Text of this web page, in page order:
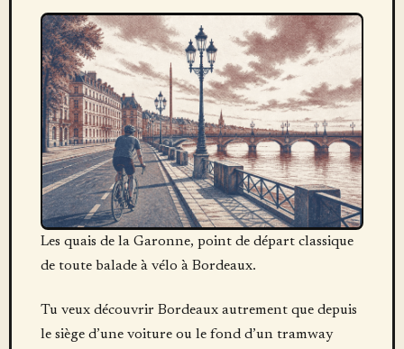
Les quais de la Garonne, point de départ classique
de toute balade à vélo à Bordeaux.
Tu veux découvrir Bordeaux autrement que depuis
le siège d’une voiture ou le fond d’un tramway